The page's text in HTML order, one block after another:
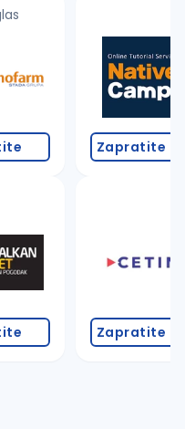
(koristite č, ć, š, đ,
pretrage
Zapratite
Zapratite